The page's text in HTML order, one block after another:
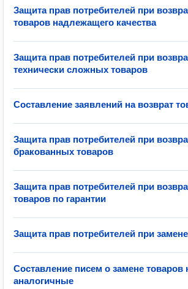
Защита прав потребителей при
товаров надлежащего качества
Защита прав потребителей при
технически сложных товаров
Составление заявлений на возврат
Защита прав потребителей при
бракованных товаров
Защита прав потребителей при
товаров по гарантии
Защита прав потребителей при
Составление писем о замене товаров
аналогичные